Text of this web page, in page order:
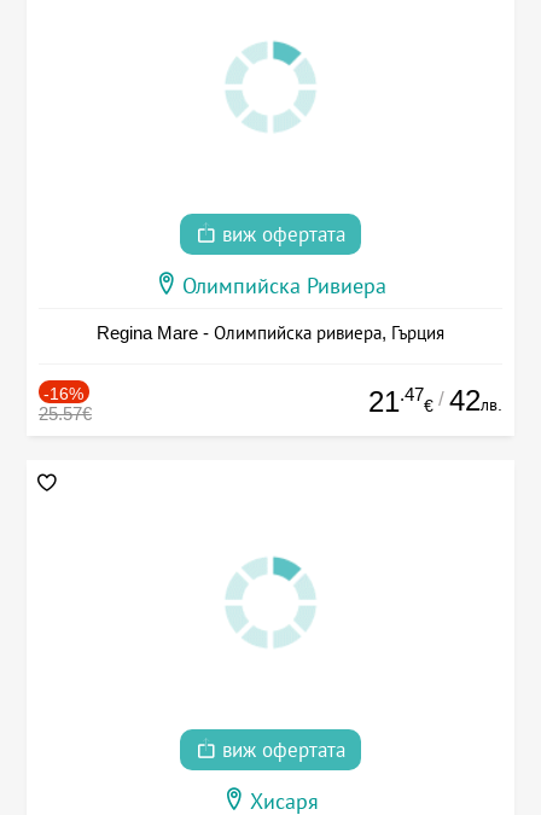
виж офертата
Олимпийска Ривиера
Regina Mare - Олимпийска ривиера, Гърция
-16%
25.57€ 21.47
€ / 42лв.
виж офертата
Хисаря